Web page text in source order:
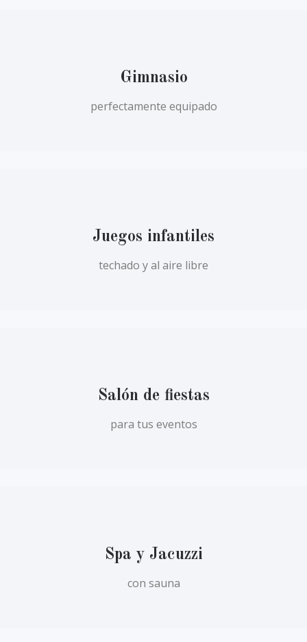
Gimnasio
perfectamente equipado
Juegos infantiles
techado y al aire libre
Salón de fiestas
para tus eventos
Spa y Jacuzzi
con sauna